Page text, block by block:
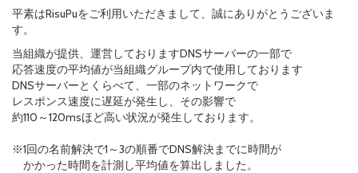
平素はRisuPuをご利用いただきまして、誠にありがとうございま
す。
当組織が提供、運営しておりますDNSサーバーの一部で
応答速度の平均値が当組織グループ内で使用しております
DNSサーバーとくらべて、一部のネットワークで
レスポンス速度に遅延が発生し、その影響で
約110～120msほど高い状況が発生しております。
※1回の名前解決で1～3の順番でDNS解決までに時間が
かかった時間を計測し平均値を算出しました。